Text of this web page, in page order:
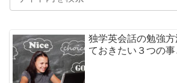
独学英会話の勉強
ておきたい３つの事